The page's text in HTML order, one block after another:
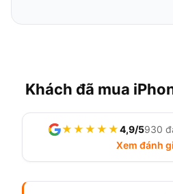
Khách đã mua
★★★★★4,9/5930
Xem đánh